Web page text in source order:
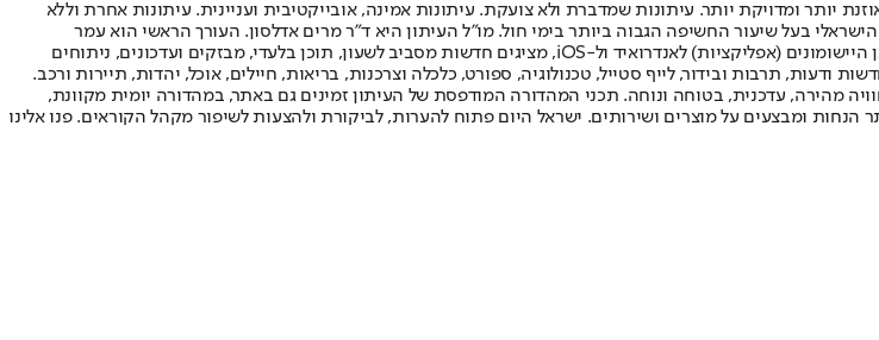
יותר ומדויקת יותר. עיתונות שמדברת ולא צועקת. עיתונות אמינה, אובייקטיבית ועניינית. עיתונות אחרת וללא
ב-30 ביולי 2007, וב-2010 הפך "ישראל היום" לעיתון הישראלי בעל שיעור החשיפה הגבוה ביותר בימי חול. מו"ל העיתון היא ד"ר מרים אדלסון. העורך הראשי הוא עמר
לחמנוביץ, והעורך המייסד הוא עמוס רגב. אתרי האינטרנט של "ישראל היום" בעברית ובאנגלית, כמו כן היישומונים (אפליקציות) לאנדרואיד ול-iOS, מציגים חדשות מסביב לשעון, תוכן בלעדי, מבזקים ועדכונים, ניתוחים
ודעות, תרבות ובידור, לייף סטייל, טכנולוגיה, ספורט, כלכלה וצרכנות, בריאות, חיילים, אוכל, יהדות, תיירות ורכב.
מהירה, עדכנית, בטוחה ונוחה. תכני המהדורה המודפסת של העיתון זמינים גם באתר, במהדורה יומית מקוונת,
ומבצעים על מוצרים ושירותים. ישראל היום פתוח להערות, לביקורת ולהצעות לשיפור מקהל הקוראים. פנו אלינו